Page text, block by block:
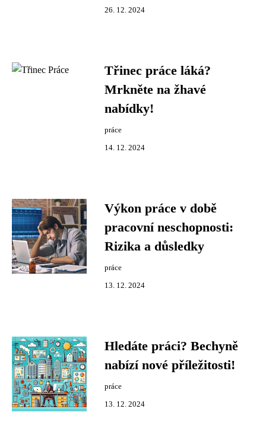
26. 12. 2024
Třinec práce láká?
Mrkněte na žhavé
nabídky!
práce
14. 12. 2024
Výkon práce v době
pracovní neschopnosti:
Rizika a důsledky
práce
13. 12. 2024
Hledáte práci? Bechyně
nabízí nové příležitosti!
práce
13. 12. 2024